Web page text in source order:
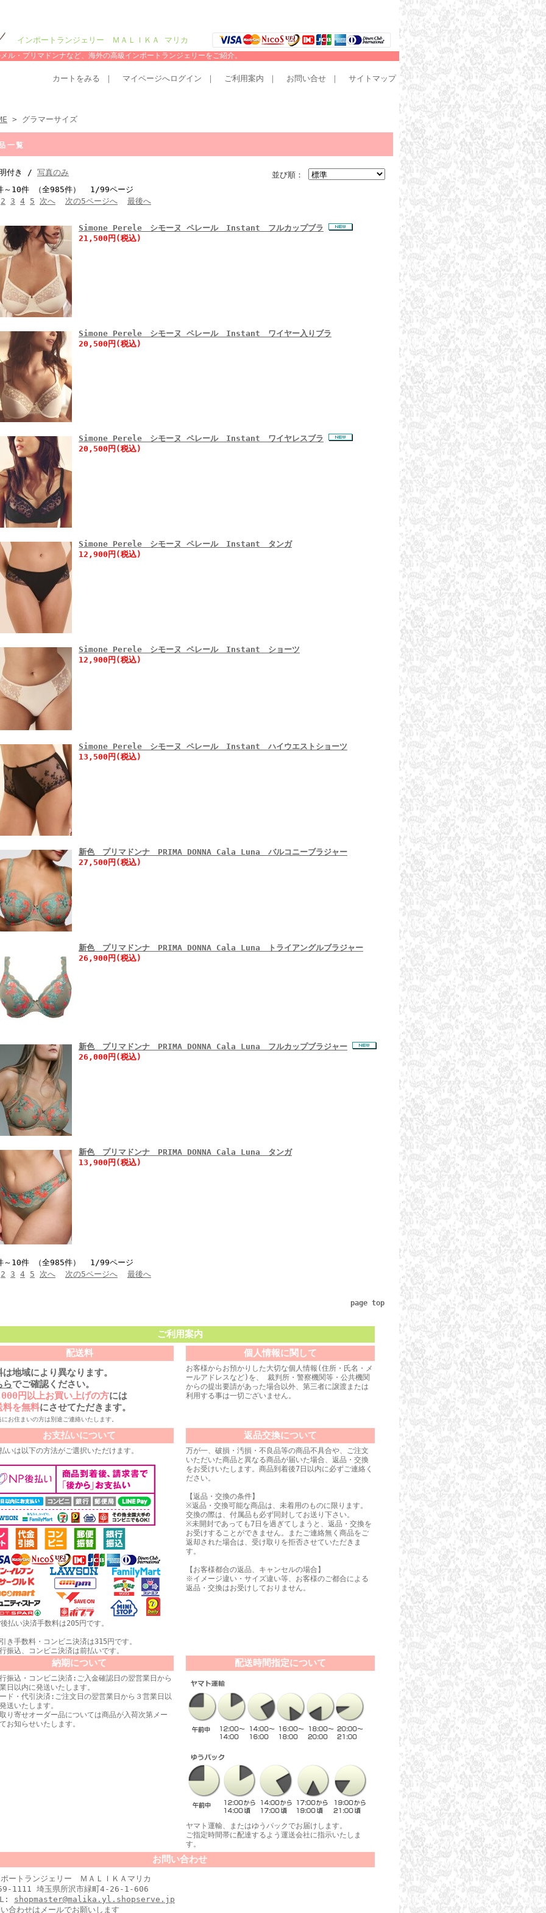
インポートランジェリー ＭＡＬＩＫＡ マリカ
・プリマドンナなど、海外の高級インポートランジェリーをご紹介。
カートをみる ｜ マイページへログイン ｜ ご利用案内 ｜ お問い合せ ｜ サイトマップ
> グラマーサイズ
一覧
並び順：
付き / 写真のみ
～10件 （全985件） 1/99ページ
2
3 4 5 次へ 次の5ページへ 最後へ
Simone Perele シモーヌ ペレール Instant フルカップブラ
21,500円(税込)
Simone Perele シモーヌ ペレール Instant ワイヤー入りブラ
20,500円(税込)
Simone Perele シモーヌ ペレール Instant ワイヤレスブラ
20,500円(税込)
Simone Perele シモーヌ ペレール Instant タンガ
12,900円(税込)
Simone Perele シモーヌ ペレール Instant ショーツ
12,900円(税込)
Simone Perele シモーヌ ペレール Instant ハイウエストショーツ
13,500円(税込)
新色 プリマドンナ PRIMA DONNA Cala Luna バルコニーブラジャー
27,500円(税込)
新色 プリマドンナ PRIMA DONNA Cala Luna トライアングルブラジャー
26,900円(税込)
新色 プリマドンナ PRIMA DONNA Cala Luna フルカップブラジャー
26,000円(税込)
新色 プリマドンナ PRIMA DONNA Cala Luna タンガ
13,900円(税込)
～10件 （全985件） 1/99ページ
2
3 4 5 次へ 次の5ページへ 最後へ
page top
ご利用案内
配送料
は地域により異なります。
らでご確認ください。
円以上お買い上げの方には
料を無料にさせてただきます。
お住まいの方は別途ご連絡いたします。
個人情報に関して
お客様からお預かりした大切な個人情報(住所・氏名・メ
ールアドレスなど)を、 裁判所・警察機関等・公共機関
からの提出要請があった場合以外、第三者に譲渡または
利用する事は一切ございません。
お支払いについて
いは以下の方法がご選択いただけます。
払い決済手数料は205円です。
き手数料・コンビニ決済は315円です。
振込、コンビニ決済は前払いです。
返品交換について
万が一、破損・汚損・不良品等の商品不具合や、ご注文
いただいた商品と異なる商品が届いた場合、返品・交換
をお受けいたします。商品到着後7日以内に必ずご連絡く
ださい。
【返品・交換の条件】
※返品・交換可能な商品は、未着用のものに限ります。
交換の際は、付属品も必ず同封してお送り下さい。
※未開封であっても7日を過ぎてしまうと、返品・交換を
お受けすることができません。またご連絡無く商品をご
返却された場合は、受け取りを拒否させていただきま
す。
【お客様都合の返品、キャンセルの場合】
※イメージ違い・サイズ違い等、お客様のご都合による
返品・交換はお受けしておりません。
納期について
振込・コンビニ決済:ご入金確認日の翌営業日から
日以内に発送いたします。
ド・代引決済:ご注文日の翌営業日から３営業日以
送いたします。
り寄せオーダー品については商品が入荷次第メー
お知らせいたします。
配送時間指定について
ヤマト運輸、またはゆうパックでお届けします。
ご指定時間帯に配達するよう運送会社に指示いたしま
す。
お問い合わせ
ートランジェリー ＭＡＬＩＫＡマリカ
1111 埼玉県所沢市緑町4-26-1-606
shopmaster@malika.yl.shopserve.jp
合わせはメールでお願いします